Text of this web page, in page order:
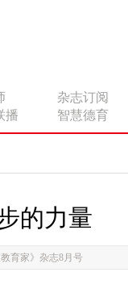
杂志订阅
播 智慧德育
的力量
育家》杂志8月号